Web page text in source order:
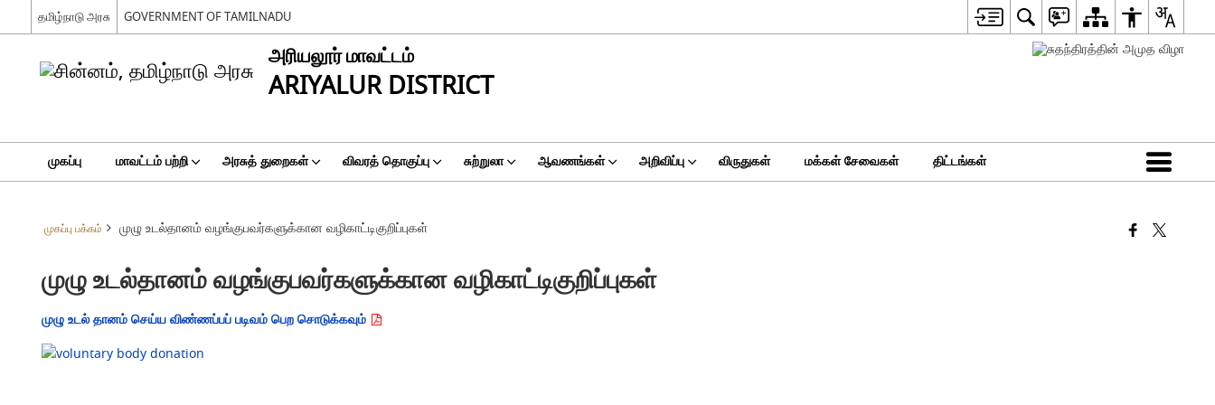
தமிழ்நாடு அரசு GOVERNMENT OF TAMILNADU
அரியலூர் மாவட்டம்
ARIYALUR DISTRICT
முகப்பு மாவட்டம் பற்றி அரசுத் துறைகள் விவரத் தொகுப்பு சுற்றுலா ஆவணங்கள் அறிவிப்பு விருதுகள் மக்கள் சேவைகள் திட்டங்கள்
முகப்பு பக்கம் முழு உடல்தானம் வழங்குபவர்களுக்கான வழிகாட்டிகுறிப்புகள்
முழு உடல்தானம் வழங்குபவர்களுக்கான வழிகாட்டிகுறிப்புகள்
முழு உடல் தானம் செய்ய விண்ணப்பப் படிவம் பெற சொடுக்கவும்